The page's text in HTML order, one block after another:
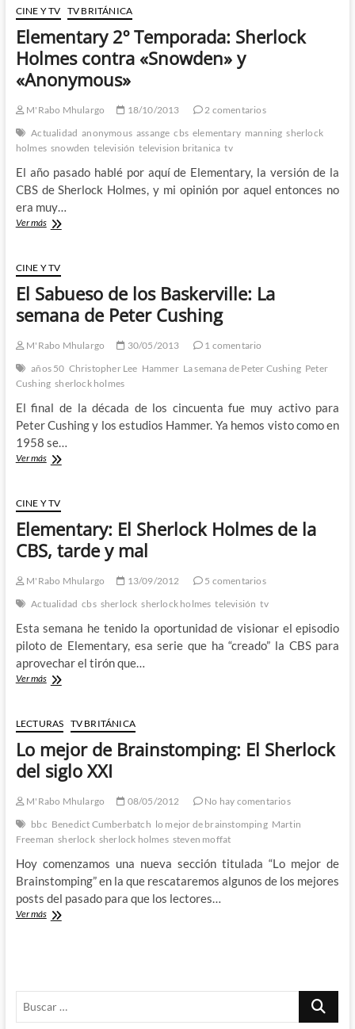
Un
retrato
diferente
famoso
detective
se
solo
por
gran
talento
de
Ian
CINE Y TV TV BRITÁNICA
Elementary 2º Temporada: Sherlock
Holmes contra «Snowden» y
«Anonymous»
M'Rabo Mhulargo 18/10/2013
2 comentarios
Actualidad anonymous assange cbs elementary manning sherlock
holmes snowden televisión television britanica tv
El año pasado hablé por aquí de Elementary, la versión de la
CBS de Sherlock Holmes, y mi opinión por aquel entonces no
era muy…
Ver másElementary
Sherlock
Holmes
contra
y
CINE Y TV
El Sabueso de los Baskerville: La
semana de Peter Cushing
M'Rabo Mhulargo 30/05/2013
1 comentario
años 50 Christopher Lee Hammer La semana de Peter Cushing Peter
Cushing sherlock holmes
El final de la década de los cincuenta fue muy activo para
Peter Cushing y los estudios Hammer. Ya hemos visto como en
1958 se…
Ver másEl
los
Baskerville:
La
semana
de
Cushing
CINE Y TV
Elementary: El Sherlock Holmes de la
CBS, tarde y mal
M'Rabo Mhulargo 13/09/2012
5 comentarios
Actualidad cbs sherlock sherlock holmes televisión tv
Esta semana he tenido la oportunidad de visionar el episodio
piloto de Elementary, esa serie que ha “creado” la CBS para
aprovechar el tirón que…
Ver másElementary:
Holmes
de
la
CBS,
tarde
mal
LECTURAS TV BRITÁNICA
Lo mejor de Brainstomping: El Sherlock
del siglo XXI
M'Rabo Mhulargo 08/05/2012
No hay comentarios
bbc Benedict Cumberbatch lo mejor de brainstomping Martin
Freeman sherlock sherlock holmes steven moffat
Hoy comenzamos una nueva sección titulada “Lo mejor de
Brainstomping” en la que rescataremos algunos de los mejores
posts del pasado para que los lectores…
Ver másLo
siglo
Buscar